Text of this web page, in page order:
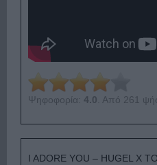
Ψηφοφορία: 4.0 . Από 261
I ADORE YOU – HUGEL X